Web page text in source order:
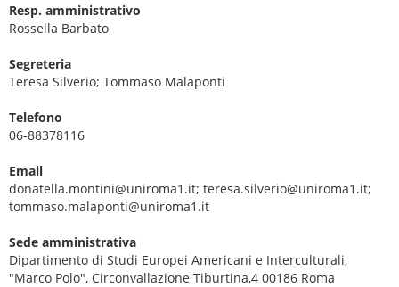
Resp. amministrativo
Rossella Barbato
Segreteria
Teresa Silverio; Tommaso Malaponti
Telefono
06-88378116
Email
donatella.montini@uniroma1.it; teresa.silverio@uniroma1.it;
tommaso.malaponti@uniroma1.it
Sede amministrativa
Dipartimento di Studi Europei Americani e Interculturali,
"Marco Polo", Circonvallazione Tiburtina,4 00186 Roma